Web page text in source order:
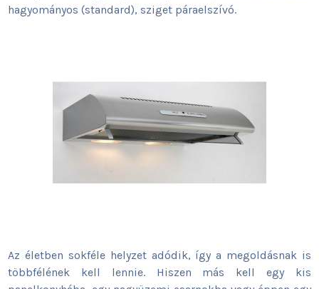
hagyományos (standard), sziget páraelszívó.
Az életben sokféle helyzet adódik, így a megoldásnak is
többfélének kell lennie. Hiszen más kell egy kis